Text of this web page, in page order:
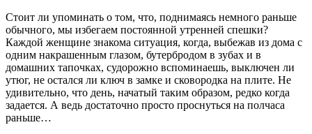
Стоит ли упоминать о том, что, поднимаясь немного раньше
обычного, мы избегаем постоянной утренней спешки?
Каждой женщине знакома ситуация, когда, выбежав из дома с
одним накрашенным глазом, бутербродом в зубах и в
домашних тапочках, судорожно вспоминаешь, выключен ли
утюг, не остался ли ключ в замке и сковородка на плите. Не
удивительно, что день, начатый таким образом, редко когда
задается. А ведь достаточно просто проснуться на полчаса
раньше…